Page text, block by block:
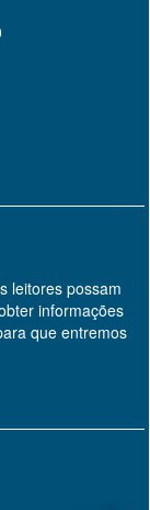
leitores possam
informações
que entremos